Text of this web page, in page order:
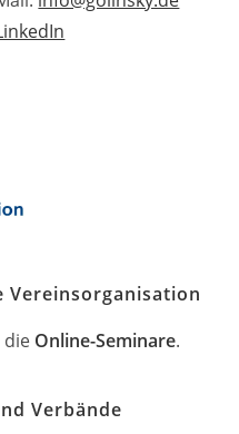
Vereinsorganisation
die Online-Seminare.
Verbände